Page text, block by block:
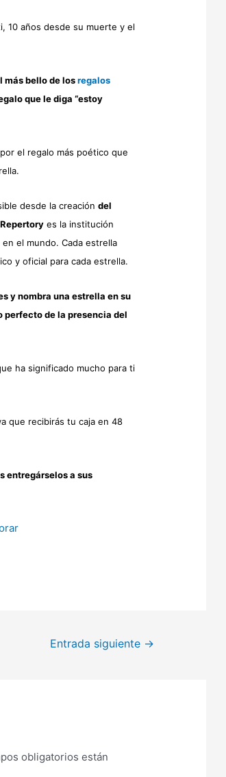
10 años desde su muerte y el
más bello de losregalos
que le diga “estoy
el regalo más poético que
desde la creacióndel
es la institución
el mundo. Cada estrella
y oficial para cada estrella.
y nombra una estrella en su
perfecto de la presencia del
ha significado mucho para ti
que recibirás tu caja en 48
entregárselos a sus
Entrada siguiente →
obligatorios están